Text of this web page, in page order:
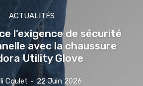
ACTUALITÉS
l’exigence de sécurité
avec la chaussure
Utility Glove
Coulet - 22 Juin 2026